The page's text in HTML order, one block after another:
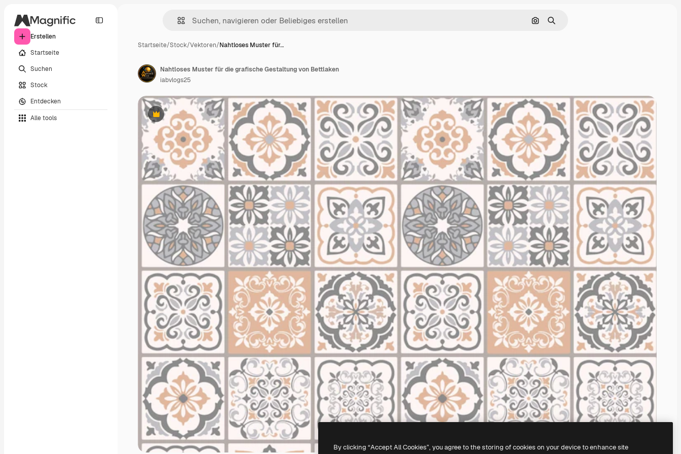
Erstellen
Startseite
Suchen
Stock
Entdecken
Alle tools
Nach Bild suchen
Suchen
Startseite/Stock/Vektoren/Nahtloses Muster für…
Premium
Nahtloses Muster für die grafische Gestaltung von Bettlaken
iabvlogs25
By clicking “Accept All Cookies”, you agree to the storing of cookies on your device to enhance site